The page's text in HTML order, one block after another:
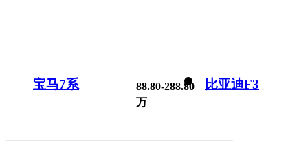
宝马7系
88.80-288.80
万
比亚迪F3